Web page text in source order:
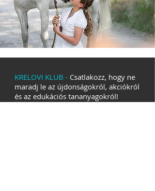
KRELOVI KLUB - Csatlakozz, hogy ne
maradj le az újdonságokról, akciókról
és az edukációs tananyagokról!